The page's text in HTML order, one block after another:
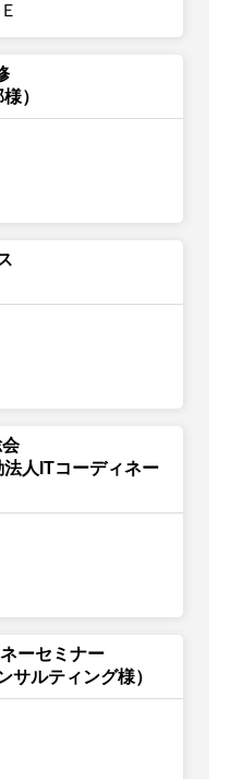
）
法人ITコーディネー
ーセミナー
サルティング様）